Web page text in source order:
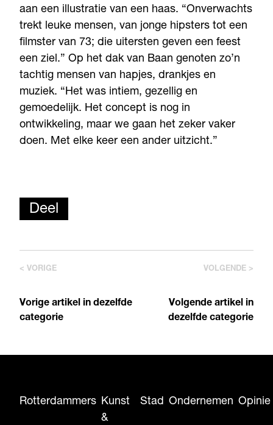
aan een illustratie van een haas. “Onverwachts
trekt leuke mensen, van jonge hipsters tot een
filmster van 73; die uitersten geven een feest
een ziel.” Op het dak van Baan genoten zo’n
tachtig mensen van hapjes, drankjes en
muziek. “Het was intiem, gezellig en
gemoedelijk. Het concept is nog in
ontwikkeling, maar we gaan het zeker vaker
doen. Met elke keer een ander uitzicht.”
Deel
< VORIGE
Vorige artikel in dezelfde
categorie
VOLGENDE >
Volgende artikel in
dezelfde categorie
Rotterdammers Kunst
&
Stad Ondernemen Opinie